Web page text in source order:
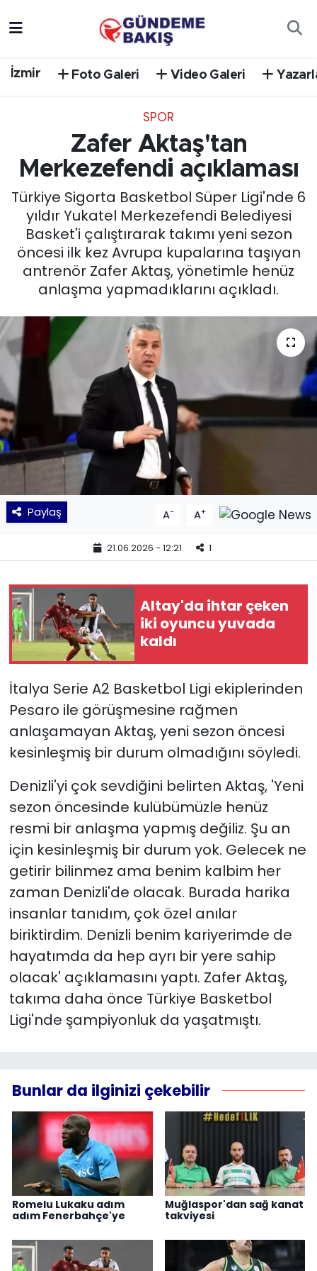
İzmir Foto Galeri Video Galeri
SPOR
Zafer Aktaş'tan
Merkezefendi açıklaması
Türkiye Sigorta Basketbol Süper Ligi'nde 6
yıldır Yukatel Merkezefendi Belediyesi
Basket'i çalıştırarak takımı yeni sezon
öncesi ilk kez Avrupa kupalarına taşıyan
antrenör Zafer Aktaş, yönetimle henüz
anlaşma yapmadıklarını açıkladı.
Paylaş A- A+
21.06.2026 - 12:21 1
Altay'da ihtar çeken
iki oyuncu yuvada
kaldı
İtalya Serie A2 Basketbol Ligi ekiplerinden
Pesaro ile görüşmesine rağmen
anlaşamayan Aktaş, yeni sezon öncesi
kesinleşmiş bir durum olmadığını söyledi.
Denizli'yi çok sevdiğini belirten Aktaş, 'Yeni
sezon öncesinde kulübümüzle henüz
resmi bir anlaşma yapmış değiliz. Şu an
için kesinleşmiş bir durum yok. Gelecek ne
getirir bilinmez ama benim kalbim her
zaman Denizli'de olacak. Burada harika
insanlar tanıdım, çok özel anılar
biriktirdim. Denizli benim kariyerimde de
hayatımda da hep ayrı bir yere sahip
olacak' açıklamasını yaptı. Zafer Aktaş,
takıma daha önce Türkiye Basketbol
Ligi'nde şampiyonluk da yaşatmıştı.
Bunlar da ilginizi çekebilir
Romelu Lukaku adım
adım Fenerbahçe'ye
Muğlaspor'dan sağ kanat
takviyesi
EGE
EĞİTİM
EKONOMİ
English News
KÜLTÜR SANAT
MAGAZİN
POLİTİKA
SAĞLIK
Siyaset
SPOR
TEKNOLOJİ
Yaşam
YEREL POLİTİKA
YEREL YÖNETİMLER
Yurt
Süper Lig Puan Durumu ve Fikstür
Tüm Manşetler
Son Dakika Haberleri
Haber Arşivi